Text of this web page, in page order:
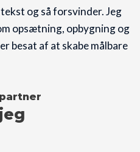
og så forsvinder. Jeg
opsætning, opbygning og
besat af at skabe målbare